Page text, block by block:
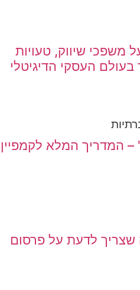
משפכי שיווק, טעויות
העסקי הדיגיטלי
המדריך המלא לקמפיין
שצריך לדעת על פרסום